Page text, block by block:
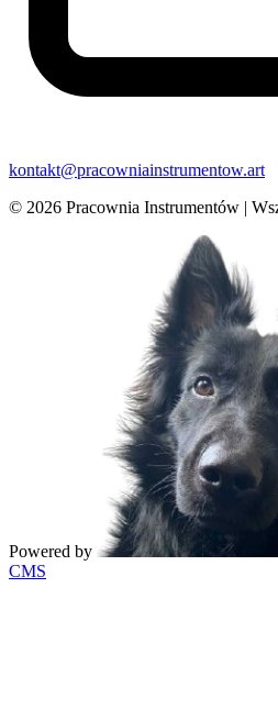
kontakt@pracowniainstrumentow.art
© 2026 Pracownia Instrumentów |
Powered by
CMS